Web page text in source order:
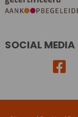
SOCIAL MEDIA